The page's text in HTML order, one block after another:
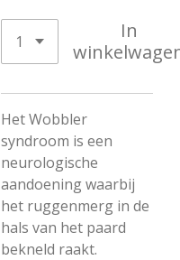
In
Het Wobbler
syndroom is een
neurologische
aandoening waarbij
het ruggenmerg in de
hals van het paard
bekneld raakt.